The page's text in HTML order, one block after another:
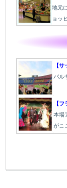
地元
ョッ
【
バル
【
本場
がこ